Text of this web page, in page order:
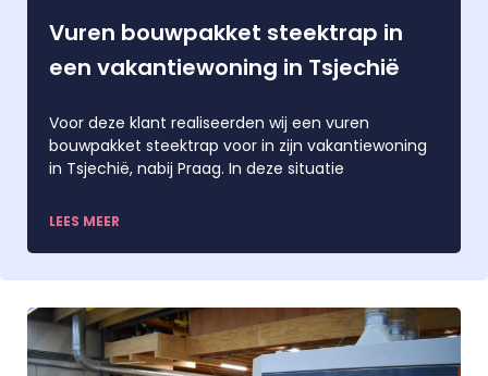
Vuren bouwpakket steektrap in
een vakantiewoning in Tsjechië
Voor deze klant realiseerden wij een vuren
bouwpakket steektrap voor in zijn vakantiewoning
in Tsjechië, nabij Praag. In deze situatie
LEES MEER